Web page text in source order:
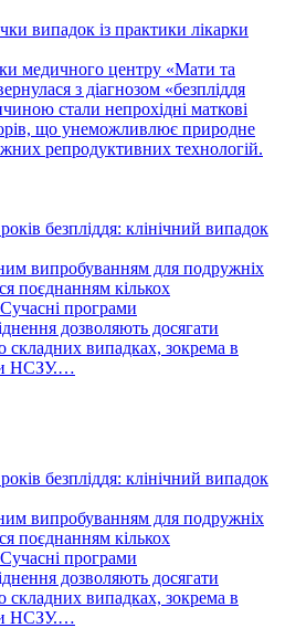
випадок із практики лікарки
медичного центру «Мати та
з діагнозом «безпліддя
стали непрохідні маткові
що унеможливлює природне
репродуктивних технологій.
безпліддя: клінічний випадок
випробуванням для подружніх
поєднанням кількох
програми
дозволяють досягати
складних випадках, зокрема в
НСЗУ.…
безпліддя: клінічний випадок
випробуванням для подружніх
поєднанням кількох
програми
дозволяють досягати
складних випадках, зокрема в
НСЗУ.…